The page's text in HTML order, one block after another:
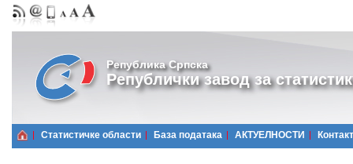
Република Српска
Републички завод за
Статистичке области Базa података АКТУЕЛНОСТИ Контакт